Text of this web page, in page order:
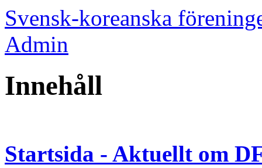
Svensk-koreanska
Admin
Innehåll
Startsida - Aktuellt om